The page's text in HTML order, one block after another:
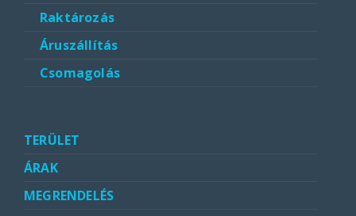
Raktározás
Áruszállítás
Csomagolás
TERÜLET
ÁRAK
MEGRENDELÉS